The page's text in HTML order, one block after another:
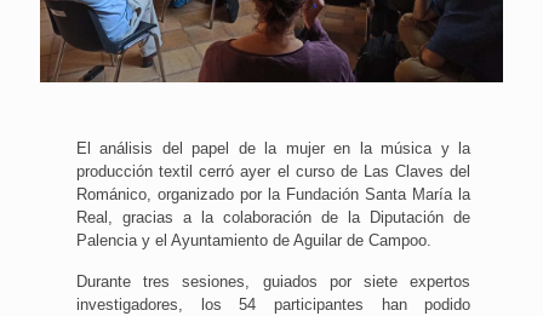
El análisis del papel de la mujer en la música y la
producción textil cerró ayer el curso de Las Claves del
Románico, organizado por la Fundación Santa María la
Real, gracias a la colaboración de la Diputación de
Palencia y el Ayuntamiento de Aguilar de Campoo.
Durante tres sesiones, guiados por siete expertos
investigadores, los 54 participantes han podido